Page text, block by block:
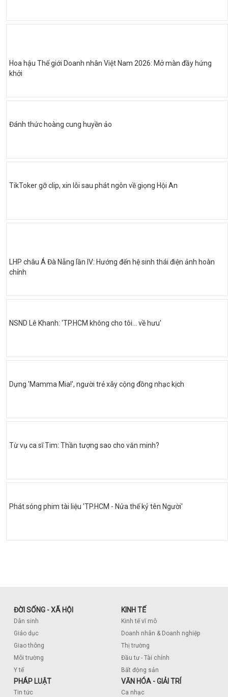
Hoa hậu Thế giới Doanh nhân Việt Nam 2026: Mở màn đầy hứng
khởi
Đánh thức hoàng cung huyền ảo
TikToker gỡ clip, xin lỗi sau phát ngôn về giọng Hội An
LHP châu Á Đà Nẵng lần IV: Hướng đến hệ sinh thái điện ảnh hoàn
chỉnh
NSND Lê Khanh: 'TP.HCM không cho tôi… về hưu'
Dựng 'Mamma Mia!', người trẻ xây cộng đồng nhạc kịch
Từ vụ ca sĩ Tim: Thần tượng sao cho văn minh?
Phát sóng phim tài liệu 'TP.HCM - Nửa thế kỷ tên Người'
ĐỜI SỐNG - XÃ HỘI
Dân sinh
Giáo dục
Giao thông
Môi trường
Y tế
KINH TẾ
Kinh tế vĩ mô
Doanh nhân & Doanh nghiệp
Thị trường
Đầu tư - Tài chính
Bất động sản
PHÁP LUẬT
Tin tức
VĂN HÓA - GIẢI TRÍ
Ca nhạc